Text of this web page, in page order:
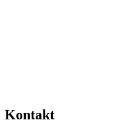
Kontakt